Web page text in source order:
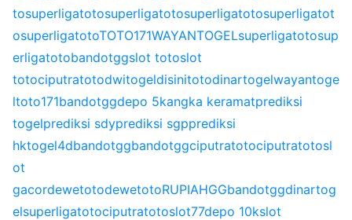
tosuperligatotosuperligatotosuperligatotosuperligatot
osuperligatotoTOTO171WAYANTOGELsuperligatotosup
erligatotobandotggslot totoslot
totociputratotodwitogeldisinitotodinartogelwayantoge
ltoto171bandotggdepo 5kangka keramatprediksi
togelprediksi sdyprediksi sgpprediksi
hktogel4dbandotggbandotggciputratotociputratotosl
ot
gacordewetotodewetotoRUPIAHGGbandotggdinartog
elsuperligatotociputratotoslot77depo 10kslot